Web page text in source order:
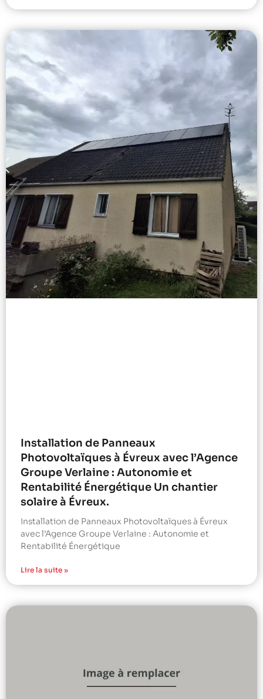
Installation de Panneaux
Photovoltaïques à Évreux avec l’Agence
Groupe Verlaine : Autonomie et
Rentabilité Énergétique Un chantier
solaire à Évreux.
Installation de Panneaux Photovoltaïques à Évreux
avec l’Agence Groupe Verlaine : Autonomie et
Rentabilité Énergétique
Lire la suite »